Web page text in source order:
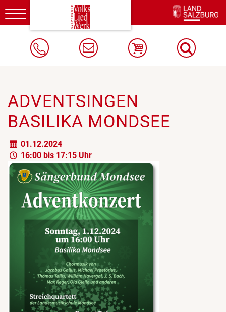
Toggle
navigation
ADVENTSINGEN
BASILIKA MONDSEE
01.12.2024
16:00 bis 17:15 Uhr